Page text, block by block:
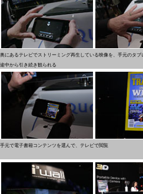
奥にあるテレビでストリーミング再生している映像を、手元のタ
途中から引き続き観られる
手元で電子書籍コンテンツを選んで、テレビで閲覧